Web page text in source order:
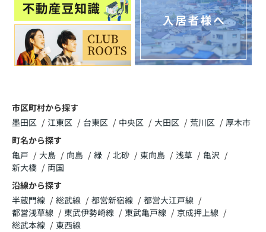
誠に勝手ながら社内研修の為、下記の日程を臨
時休業とさせていただきます。
・６月１６日(火)～６月１８日(木) 終日
ご迷惑をお掛け致しますが、何卒宜しくお願い申し上
げます。
2026.05.10
クールビズ実施のお知らせ
いつも株式会社ROOTSのホームページをご覧
市区町村から探す
墨田区
江東区 台東区 中央区 大田区 荒川区
厚木市
町名から探す
亀戸
大島 向島 緑 北砂 東向島 浅草
亀沢
新大橋
両国
沿線から探す
半蔵門線
総武線 都営新宿線
都営大江戸線
都営浅草線
東武伊勢崎線 東武亀戸線
京成押上線
総武本線
東西線